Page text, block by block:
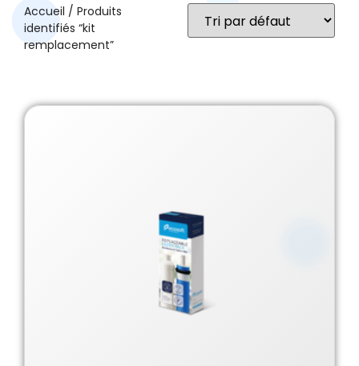
Accueil / Produits
identifiés “kit
remplacement”